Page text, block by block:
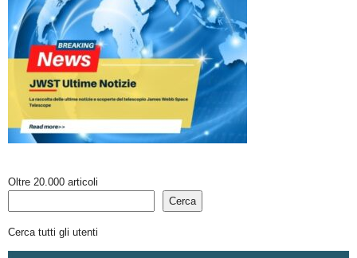
Oltre 20.000 articoli
Cerca
Cerca tutti gli utenti